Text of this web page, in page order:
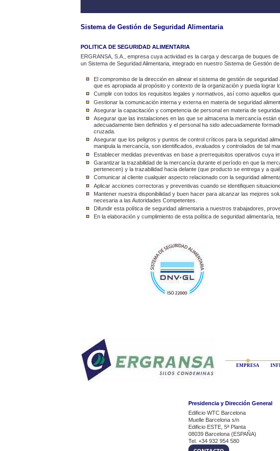
Sistema de Gestión de Seguridad Alimentaria
POLITICA DE SEGURIDAD ALIMENTARIA
ERGRANSA, S.A., empresa cuya actividad es la carga y descarga de buques
un Sistema de Seguridad Alimentaria, integrado en nuestro Sistema de Gestión
El compromiso de la dirección en alinear el sistema de gestión de
que es apropiada al propósito y contexto de la organización y pueda lograr
Cumplir con todos los requisitos legales y normativos, así como aquellos
Gestionar la comunicación interna y externa en materia de seguridad
Asegurar la capacitación y competencia de personal en materia de
Asegurar que las instalaciones en las que se almacena la mercancía
adecuadamente bien definidos y el personal ha sido adecuadamente
cruzada.
Asegurar que los peligros y puntos de control críticos para la seguridad
manipula la mercancía, son identificados, evaluados y controlados de tal
Establecer medidas preventivas en base a prerrequisitos operativos cuya
Garantizar la trazabilidad de la mercancía durante el período en que la
pertenecen) y la trazabilidad hacia delante (que producto se entrega y a
Comunicar al cliente cualquier aspecto relacionado con la seguridad
Aplicar acciones correctoras y preventivas cuando se identifiquen
Mantener nuestra disponibilidad y buen hacer para alcanzar las mejores
necesaria a las Autoridades Competentes.
Difundir esta política de seguridad alimentaria a nuestros trabajadores,
En la elaboración y cumplimiento de esta política de seguridad
EMPRESA
Presidencia y Dirección General
Edificio WTC Barcelona
Muelle Barcelona s/n
Edificio ESTE, 5ª Planta
08039 Barcelona (ESPAÑA)
Tel. +34 932 954 580